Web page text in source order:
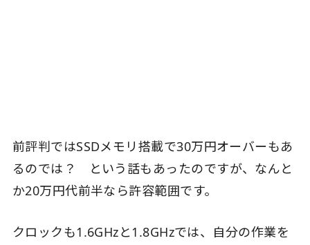
前評判ではSSDメモリ搭載で30万円オーバーもあ
るのでは？ という話もあったのですが、なんと
か20万円代前半なら許容範囲です。
クロックも1.6GHzと1.8GHzでは、自分の作業を